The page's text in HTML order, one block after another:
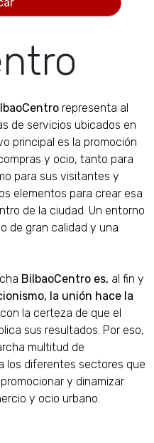
representa al
de servicios ubicados en
principal es la promoción
y ocio, tanto para
para sus visitantes y
elementos para crear esa
de la ciudad. Un entorno
de gran calidad y una
BilbaoCentro es, al fin y
la unión hace la
la certeza de que el
sus resultados. Por eso,
multitud de
los diferentes sectores que
y dinamizar
y ocio urbano.